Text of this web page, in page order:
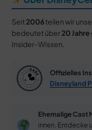
Seit 2006teilen wir
bedeutet über 20
Insider-Wissen.
Offizielles
Disneyland
Ehemalige Cast
innen. Entdecke